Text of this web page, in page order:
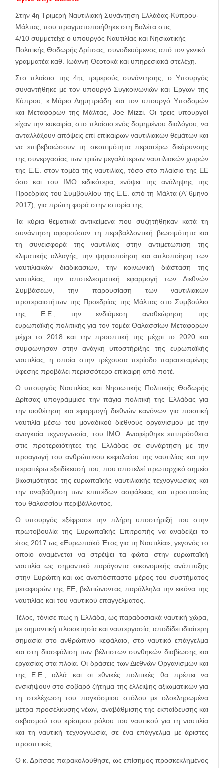
Στην 4η Τριμερή Ναυτιλιακή Συνάντηση Ελλάδας-Κύπρου-
Μάλτας, που πραγματοποιήθηκε στη Βαλέτα στις
4/10 συμμετείχε ο υπουργός Ναυτιλίας και Νησιωτικής
Πολιτικής Θοδωρής Δρίτσας, συνοδευόμενος από τον γενικό
γραμματέα καθ. Ιωάννη Θεοτοκά και υπηρεσιακά στελέχη.
Στο πλαίσιο της 4ης
τριμερούς συνάντησης, ο Υπουργός
συναντήθηκε με τον υπουργό Συγκοινωνιών και Έργων της
Κύπρου, κ.Μάριο Δημητριάδη και τον υπουργό Υποδομών
και Μεταφορών της Μάλτας, Joe Mizzi. Οι τρεις υπουργοί
είχαν την ευκαιρία, στο πλαίσιο ενός δομημένου διαλόγου, να
ανταλλάξουν απόψεις επί επίκαιρων ναυτιλιακών θεμάτων και
να επιβεβαιώσουν τη σκοπιμότητα περαιτέρω διεύρυνσης
της συνεργασίας των τριών μεγαλύτερων ναυτιλιακών χωρών
της Ε.Ε. στον τομέα της ναυτιλίας, τόσο στο πλαίσιο της ΕΕ
όσο και του ΙΜΟ ειδικότερα, ενόψει της ανάληψης της
Προεδρίας του Συμβουλίου της Ε.Ε. από τη Μάλτα (Α’ 6μηνο
2017), για πρώτη φορά στην ιστορία της.
Τα κύρια θεματικά αντικείμενα που συζητήθηκαν κατά τη
συνάντηση αφορούσαν τη περιβαλλοντική βιωσιμότητα και
τη συνεισφορά της ναυτιλίας στην αντιμετώπιση της
κλιματικής αλλαγής, την ψηφιοποίηση και απλοποίηση των
ναυτιλιακών διαδικασιών, την κοινωνική διάσταση της
ναυτιλίας, την αποτελεσματική εφαρμογή των Διεθνών
Συμβάσεων, την παρουσίαση των ναυτιλιακών
προτεραιοτήτων της Προεδρίας της Μάλτας στο Συμβούλιο
της Ε.Ε., την ενδιάμεση αναθεώρηση της
ευρωπαϊκής πολιτικής για τον τομέα Θαλασσίων Μεταφορών
μέχρι το 2018 και την προοπτική της μέχρι το 2020 και
συμφώνησαν στην ανάγκη υποστήριξης της ευρωπαϊκής
ναυτιλίας, η οποία στην τρέχουσα περίοδο παρατεταμένης
ύφεσης προβάλει περισσότερο επίκαιρη από ποτέ.
Ο υπουργός Ναυτιλίας και Νησιωτικής Πολιτικής Θοδωρής
Δρίτσας υπογράμμισε την πάγια πολιτική της Ελλάδας για
την υιοθέτηση και εφαρμογή διεθνών κανόνων για ποιοτική
ναυτιλία μέσω του μοναδικού διεθνούς οργανισμού με την
αναγκαία τεχνογνωσία, του ΙΜΟ. Αναφέρθηκε επιπρόσθετα
στις προτεραιότητες της Ελλάδας σε συνάρτηση με την
προαγωγή του ανθρώπινου κεφαλαίου της ναυτιλίας και την
περαιτέρω εξειδίκευσή του, που αποτελεί πρωταρχικό σημείο
βιωσιμότητας της ευρωπαϊκής ναυτιλιακής τεχνογνωσίας και
την αναβάθμιση των επιπέδων ασφάλειας και προστασίας
του θαλασσίου περιβάλλοντος.
Ο υπουργός εξέφρασε την πλήρη υποστήριξή του στην
πρωτοβουλία της Ευρωπαϊκής Επιτροπής να αναδείξει το
έτος 2017 ως «Ευρωπαϊκό Έτος για τη Ναυτιλία», γεγονός το
οποίο αναμένεται να στρέψει τα φώτα στην ευρωπαϊκή
ναυτιλία ως σημαντικό παράγοντα οικονομικής ανάπτυξης
στην Ευρώπη και ως αναπόσπαστο μέρος του συστήματος
μεταφορών της ΕΕ, βελτιώνοντας παράλληλα την εικόνα της
ναυτιλίας και του ναυτικού επαγγέλματος.
Τέλος, τόνισε πως η Ελλάδα, ως παραδοσιακά ναυτική χώρα,
με σημαντική πλοιοκτησία και ναυτεργασία, αποδίδει ιδιαίτερη
σημασία στο ανθρώπινο κεφάλαιο, στο ναυτικό επάγγελμα
και στη διασφάλιση των βέλτιστων συνθηκών διαβίωσης και
εργασίας στα πλοία. Οι δράσεις των Διεθνών Οργανισμών και
της Ε.Ε., αλλά και οι εθνικές πολιτικές θα πρέπει να
ενσκήψουν στο σοβαρό ζήτημα της έλλειψης αξιωματικών για
τη στελέχωση του παγκόσμιου στόλου με ολοκληρωμένα
μέτρα προσέλκυσης νέων, αναβάθμισης της εκπαίδευσης και
σεβασμού του κρίσιμου ρόλου του ναυτικού για τη ναυτιλία
και τη ναυτική τεχνογνωσία, σε ένα επάγγελμα με άριστες
προοπτικές.
Ο κ. Δρίτσας παρακολούθησε, ως επίσημος προσκεκλημένος